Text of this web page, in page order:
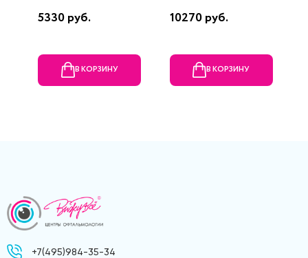
5330 руб.
В КОРЗИНУ
10270 руб.
В КОРЗИНУ
+7(495)984-35-34